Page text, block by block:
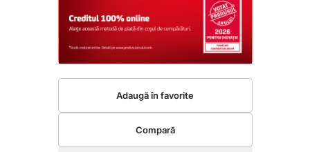
Adaugă în favorite
Compară